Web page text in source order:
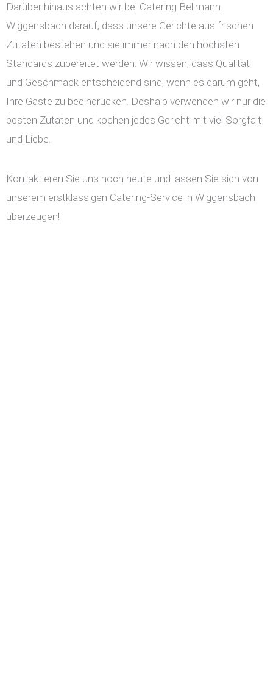
Darüber hinaus achten wir bei Catering Bellmann
Wiggensbach darauf, dass unsere Gerichte aus frischen
Zutaten bestehen und sie immer nach den höchsten
Standards zubereitet werden. Wir wissen, dass Qualität
und Geschmack entscheidend sind, wenn es darum geht,
Ihre Gäste zu beeindrucken. Deshalb verwenden wir nur die
besten Zutaten und kochen jedes Gericht mit viel Sorgfalt
und Liebe.
Kontaktieren Sie uns noch heute und lassen Sie sich von
unserem erstklassigen Catering-Service in Wiggensbach
überzeugen!